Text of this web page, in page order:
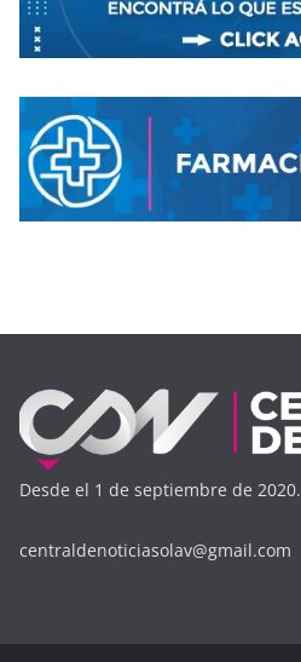
Desde el 1 de septiembre de 2020.
centraldenoticiasolav@gmail.com